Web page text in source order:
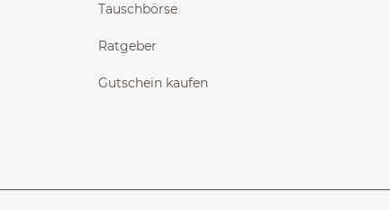
Tauschbörse
Ratgeber
Gutschein kaufen